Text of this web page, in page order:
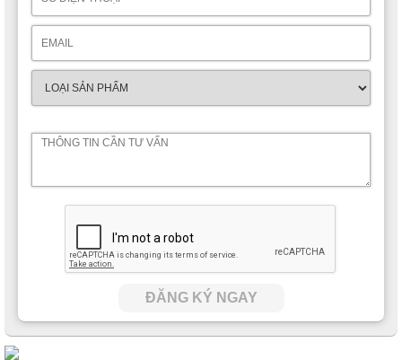
ĐĂNG KÝ NGAY